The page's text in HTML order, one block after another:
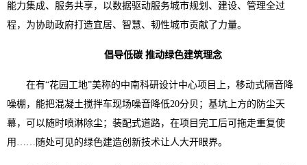
能力集成、服务共享，以数据驱动服务城市规划、建设、管理全过
程，为协助政府打造宜居、智慧、韧性城市贡献了力量。
倡导低碳 推动绿色建筑理念
在有“花园工地”美称的中南科研设计中心项目上，移动式隔音降
噪棚，能把混凝土搅拌车现场噪音降低20分贝；基坑上方的防尘天
幕，可以随时喷淋除尘；装配式道路，在项目完工后可拖走重复使
用……随处可见的绿色建造创新技术让人大开眼界。